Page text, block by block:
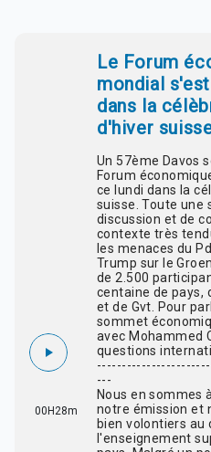
00H28m
Le Forum
mondial
dans la
d'hiver
Un 57ème Davos
Forum
ce lundi dans la
suisse. Toute une
discussion et de
contexte très
les menaces du
Trump sur le
de 2.500
centaine de pays,
et de Gvt. Pour
sommet
avec Mohammed
questions
---
Nous en sommes
notre émission et
bien volontiers au
l'enseignement